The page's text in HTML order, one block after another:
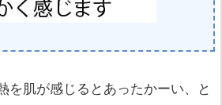
を肌が感じるとあったかーい、と